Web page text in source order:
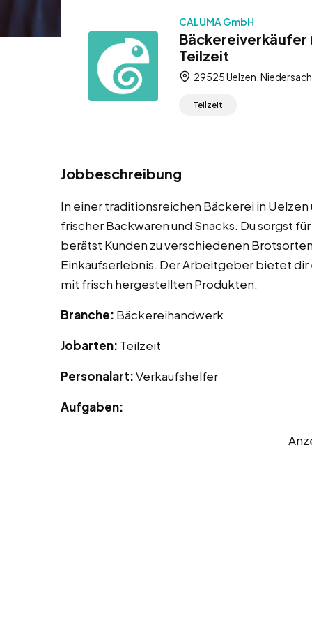
CALUMA GmbH
Teilzeit
29525 Uelzen,
Teilzeit
Jobbeschreibung
In einer traditionsreichen Bäckerei in
frischer Backwaren und Snacks. Du sorgst
berätst Kunden zu verschiedenen
Einkaufserlebnis. Der Arbeitgeber bietet
mit frisch hergestellten Produkten.
Branche: Bäckereihandwerk
Jobarten: Teilzeit
Personalart:Verkaufshelfer
Aufgaben: